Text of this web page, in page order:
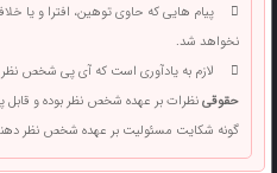
پیام هایی که حاوی توهین، افترا و یا
نخواهد شد.
لازم به یادآوری است که آی پی شخص
حقوقینظرات بر عهده شخص نظر بوده و قابل
گونه شکایت مسئولیت بر عهده شخص نظر